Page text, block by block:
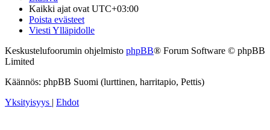
Kaikki ajat ovat UTC+03:00
Poista evästeet
Viesti Ylläpidolle
Keskustelufoorumin ohjelmisto phpBB® Forum Software © phpBB
Limited
Käännös: phpBB Suomi (lurttinen, harritapio, Pettis)
Yksityisyys | Ehdot